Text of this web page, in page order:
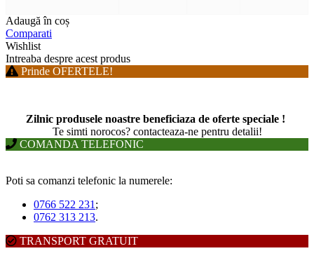
Adaugă în coș
Comparati
Wishlist
Intreaba despre acest produs
Prinde OFERTELE!
Zilnic produsele noastre beneficiaza de oferte speciale !
Te simti norocos? contacteaza-ne pentru detalii!
COMANDA TELEFONIC
Poti sa comanzi telefonic la numerele:
0766 522 231 ;
0762 313 213.
TRANSPORT GRATUIT